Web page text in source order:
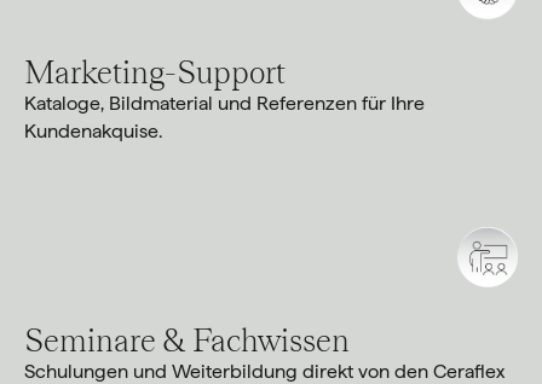
Marketing-Support
Kataloge, Bildmaterial und Referenzen für Ihre
Kundenakquise.
Seminare & Fachwissen
Schulungen und Weiterbildung direkt von den Ceraflex